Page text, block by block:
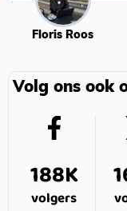
Floris Roos
Volg ons ook
188K
volgers